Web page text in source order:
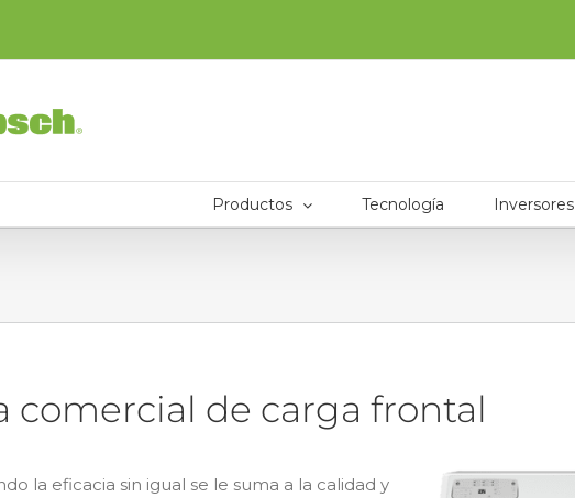
Productos Tecnología Inversores
comercial de carga frontal
la eficacia sin igual se le suma a la calidad y